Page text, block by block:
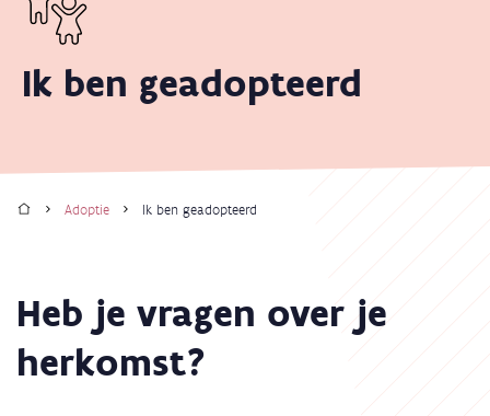
Ik ben geadopteerd
HomeAdoptie Ik ben geadopteerd
Heb je vragen over je
herkomst?